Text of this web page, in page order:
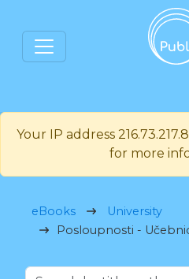
Your IP address
for more
eBooks
University
Posloupnosti -